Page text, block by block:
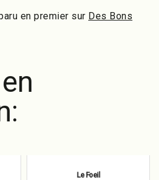
en premier sur Des Bons
Le Foeil